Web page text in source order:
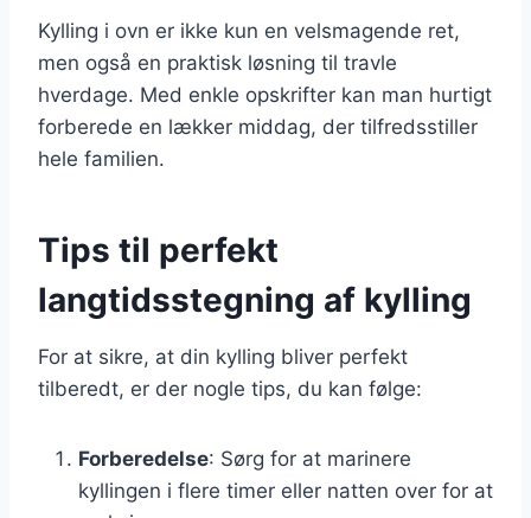
Kylling i ovn er ikke kun en velsmagende ret,
men også en praktisk løsning til travle
hverdage. Med enkle opskrifter kan man hurtigt
forberede en lækker middag, der tilfredsstiller
hele familien.
Tips til perfekt
langtidsstegning af kylling
For at sikre, at din kylling bliver perfekt
tilberedt, er der nogle tips, du kan følge:
Forberedelse: Sørg for at marinere
kyllingen i flere timer eller natten over for at